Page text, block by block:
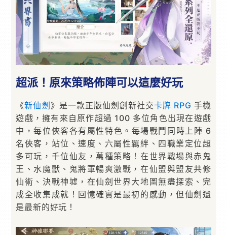
超派！原來策略佈陣可以這麼好玩
《新仙劍 》是一款正版仙劍創新社交卡牌 RPG 手機
遊戲，擁有來自原作超過 100 多位角色出現在遊戲
中，每位俠客各有屬性特色。每場戰鬥同時上陣 6
名俠客，站位、速度、六屬性羈絆、四職業定位超
多可玩，千位仙友，萬種策略！在世界戰場與赤鬼
王、水魔獸、鬼將軍暢爽激戰，在仙盟與盟友共修
仙術、決戰神墟，在仙劍世界大地圖無盡探索、完
成全收集成就！回憶確實是最初的感動，但仙劍還
是最新的好玩！